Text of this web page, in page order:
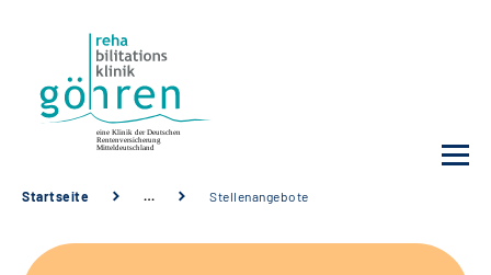
Startseite … Stellenangebote